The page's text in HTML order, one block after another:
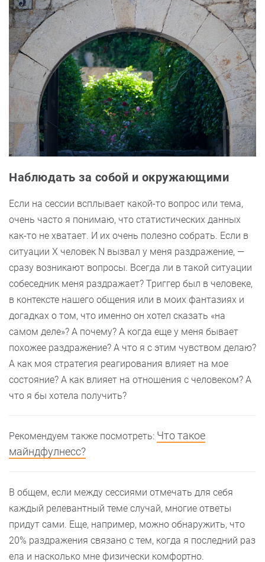
Наблюдать за собой и окружающими
Если на сессии всплывает какой-то вопрос или тема,
очень часто я понимаю, что статистических данных
как-то не хватает. И их очень полезно собрать. Если в
ситуации Х человек N вызвал у меня раздражение, —
сразу возникают вопросы. Всегда ли в такой ситуации
собеседник меня раздражает? Триггер был в человеке,
в контексте нашего общения или в моих фантазиях и
догадках о том, что именно он хотел сказать «на
самом деле»? А почему? А когда еще у меня бывает
похожее раздражение? А что я с этим чувством делаю?
А как моя стратегия реагирования влияет на мое
состояние? А как влияет на отношения с человеком? А
что я бы хотела получить?
Рекомендуем также посмотреть: Что такое
майндфулнесc?
В общем, если между сессиями отмечать для себя
каждый релевантный теме случай, многие ответы
придут сами. Еще, например, можно обнаружить, что
20% раздражения связано с тем, когда я последний раз
ела и насколько мне физически комфортно.